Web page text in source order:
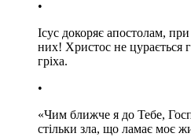
•
Ісус докоряє апостолам,
них! Христос не цурається
гріха.
•
«Чим ближче я до Тебе,
стільки зла, що ламає моє